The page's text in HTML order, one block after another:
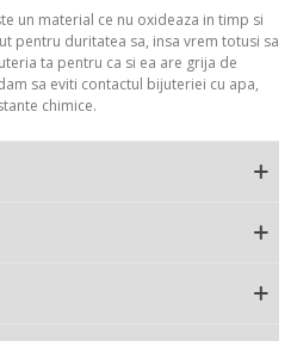
un material ce nu oxideaza in timp si
pentru duritatea sa, insa vrem totusi sa
ta pentru ca si ea are grija de
sa eviti contactul bijuteriei cu apa,
chimice.